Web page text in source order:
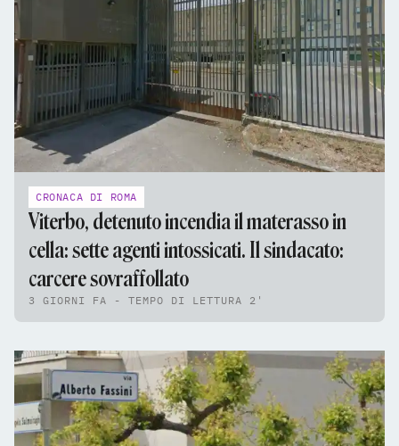
CRONACA DI ROMA
Viterbo, detenuto incendia il materasso in
cella: sette agenti intossicati. Il sindacato:
carcere sovraffollato
3 GIORNI FA - TEMPO DI LETTURA 2'